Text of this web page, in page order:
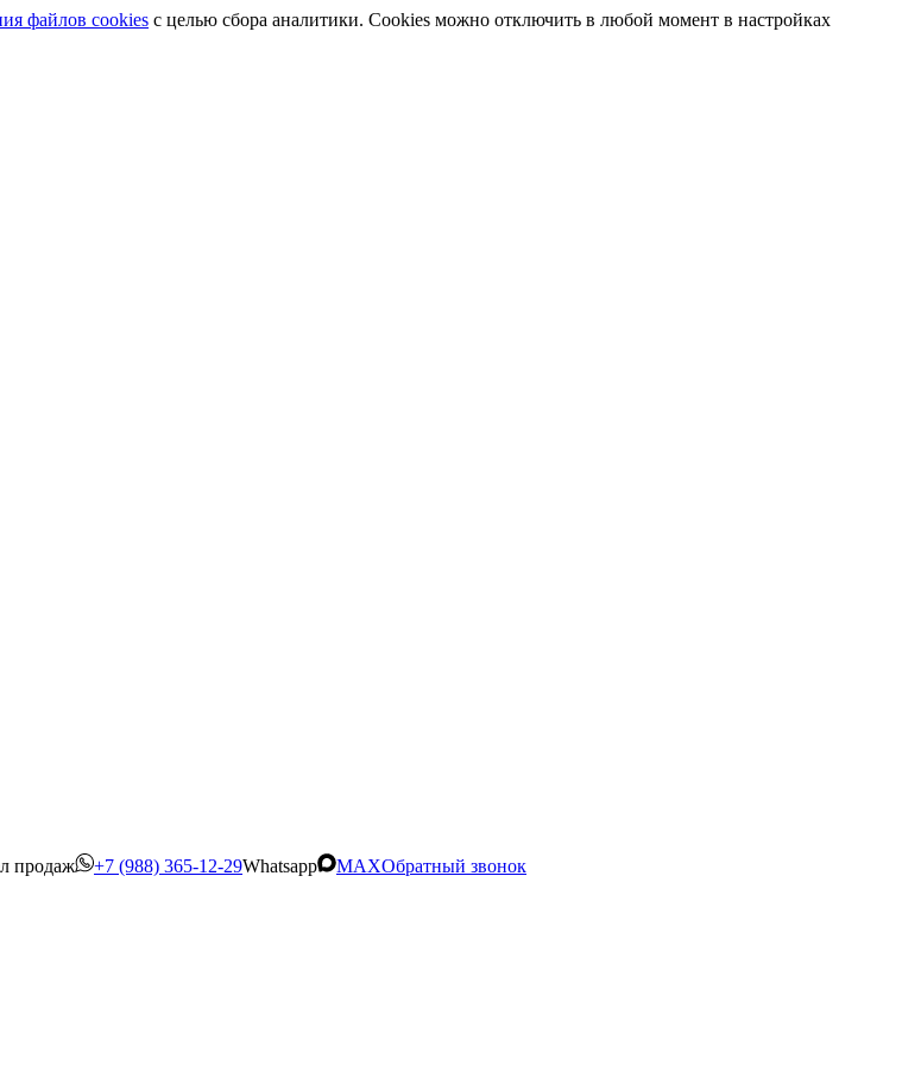
файлов cookies с целью сбора аналитики. Cookies можно отключить в любой момент в настройках
продаж +7 (988) 365-12-29Whatsapp MAXОбратный звонок